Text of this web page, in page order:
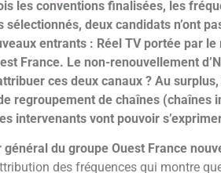
les conventions finalisées, les
deux candidats n’ont
entrants : Réel TV portée par
France. Le non-renouvellement
ces deux canaux ? Au
regroupement de chaînes (chaînes
intervenants vont pouvoir
du groupe Ouest France
des fréquences qui montre